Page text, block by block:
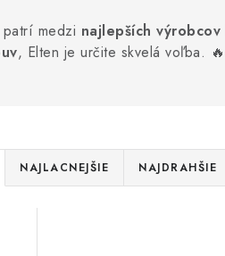
medzi najlepších
, Elten je určite skvelá voľba.
NAJLACNEJŠIE NAJDRAHŠIE